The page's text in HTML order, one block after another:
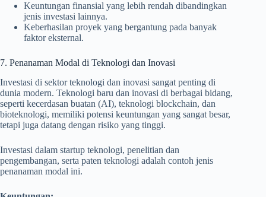
Keuntungan finansial yang lebih rendah dibandingkan
jenis investasi lainnya.
Keberhasilan proyek yang bergantung pada banyak
faktor eksternal.
7. Penanaman Modal di Teknologi dan Inovasi
Investasi di sektor teknologi dan inovasi sangat penting di
dunia modern. Teknologi baru dan inovasi di berbagai bidang,
seperti kecerdasan buatan (AI), teknologi blockchain, dan
bioteknologi, memiliki potensi keuntungan yang sangat besar,
tetapi juga datang dengan risiko yang tinggi.
Investasi dalam startup teknologi, penelitian dan
pengembangan, serta paten teknologi adalah contoh jenis
penanaman modal ini.